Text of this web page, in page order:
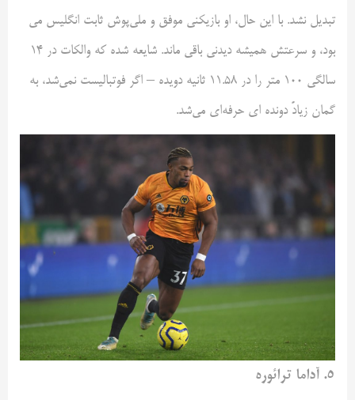
تبدیل نشد. با این حال، او بازیکنی موفق و ملی‌پوش ثابت انگلیس می
بود، و سرعتش همیشه دیدنی باقی ماند. شایعه شده که والکات در ۱۴
سالگی ۱۰۰ متر را در ۱۱.۵۸ ثانیه دویده – اگر فوتبالیست نمی‌شد، به
گمان زیادً دونده ای حرفه‌ای می‌شد.
۵. آداما ترائوره